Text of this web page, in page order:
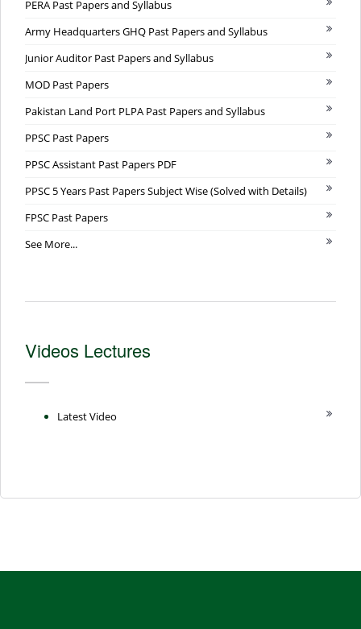
PERA Past Papers and Syllabus
Army Headquarters GHQ Past Papers and Syllabus
Junior Auditor Past Papers and Syllabus
MOD Past Papers
Pakistan Land Port PLPA Past Papers and Syllabus
PPSC Past Papers
PPSC Assistant Past Papers PDF
PPSC 5 Years Past Papers Subject Wise (Solved with Details)
FPSC Past Papers
See More...
Videos Lectures
Latest Video